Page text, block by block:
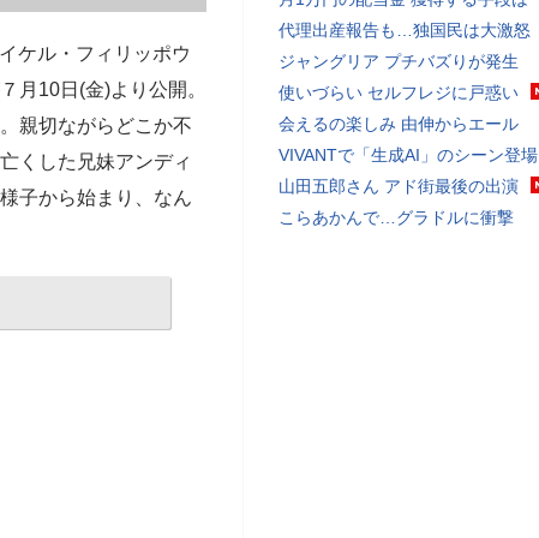
ケル・フィリッポウ
月10日(金)より公開。
親切ながらどこか不
くした兄妹アンディ
子から始まり、なん
代理出産報告も…独国民は大激怒
ジャングリア プチバズりが発生
使いづらい セルフレジに戸惑い
会えるの楽しみ 由伸からエール
VIVANTで「生成AI」のシーン登場
山田五郎さん アド街最後の出演
こらあかんで…グラドルに衝撃